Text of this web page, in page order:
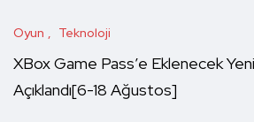
Oyun Teknoloji
XBox Game Pass’e Eklenecek
Açıklandı[6-18 Ağustos]